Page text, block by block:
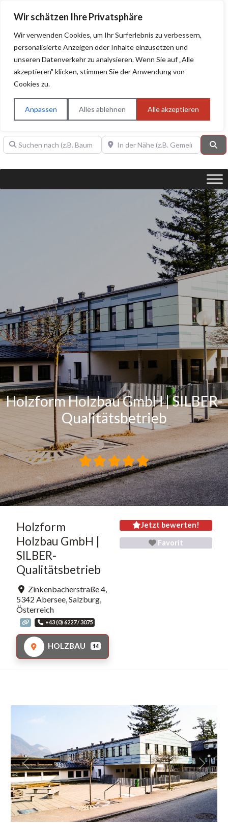
Wir schätzen Ihre Privatsphäre
Wir verwenden Cookies, um Ihr Surferlebnis zu verbessern,
personalisierte Anzeigen oder Inhalte einzusetzen und
unseren Datenverkehr zu analysieren. Wenn Sie auf „Alle
akzeptieren" klicken, stimmen Sie der Anwendung von
Cookies zu.
Anpassen Alles ablehnen Alle akzeptieren
BAUHERRENHILFE.orgQualitätssiegel!
Sie finden hier nur Qualitätsbetriebe, die mit dem DIAMANT,
PLATIN, GOLD, SILBER, ANWÄRTER "Bauherrenhilfe.org-
Qualitätssiegel" ausgezeichnet sind.
Suchen nach (z.B. Baumeister oder Dachdecker)In der Nähe (z.B. Gemeinde Baden)
Holzform Holzbau GmbH | SILBER-
Qualitätsbetrieb
Holzform
Holzbau GmbH |
SILBER-
Qualitätsbetrieb
Zinkenbacherstraße 4,
5342 Abersee, Salzburg,
Österreich
+43 (0) 6227 / 3075
HOLZBAU 14
Jetzt bewerten!
Favorit
Vorheriges